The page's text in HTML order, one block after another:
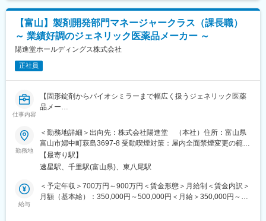
れる脂質ナノ粒子やリポソームなどのドラック・デリバリー・シ
ステム技術を用いた製剤のプロセス開発・製造受託事業を推進し
ています。2025年12月に国内最大級のバイオ医薬品CDMO工場を
開設し、抗体医薬品の製造受託サービスの開始を予定していま
す。更には、ADCのGMP製造受託サービスを2027年下期より開
始予定でありバイオ医薬品CDMO事業の拡大を進めています。
■福利厚生
・県外の方を対象とした寮や借上げ社宅制度あり
※適用条件あり
■魅力
・富士フイルム株式会社のヘルスケア事業の中核を担う100％子
会社
・安定した経営基盤を持ち、2026年の稼働を目指してバイオ
・離職率も低く、腰を据えて長く働くことのできる環境です。
・フレックスタイム制なので（試用期間後）働きやすさも良好で
【富山】製剤開発部門マネージャークラス（課長職）
～ 業績好調のジェネリック医薬品メーカー ～
陽進堂ホールディングス株式会社
正社員
仕事内容
【固形錠剤からバイオシミラーまで幅広く扱うジェネリック医薬
品メー
ターン・Iターンでも働きやすい環境 】
原薬開発から最終製品製造まで一貫した生産体制を持ったジェネ
リック医薬品メーカーである当社にて、製剤開発・製剤設計・ス
ケールアップを担当する部門のマネジメント人材を募集いたしま
す。
■製剤開発部門でのマネジメント業務
勤務地
＜勤務地詳細＞出向先：株式会社陽進堂 （本社）住所：富山県
富山市婦中町萩島3697-8 受動喫煙対策：屋内全面禁煙変更の範
囲：会社の定める事業所
【最寄り駅】
速星駅、千里駅(富山県)、東八尾駅
給与
＜予定年収＞700万円～900万円＜賃金形態＞月給制＜賃金内訳＞
月額（基本給）：350,000円～500,000円＜月給＞350,000円～